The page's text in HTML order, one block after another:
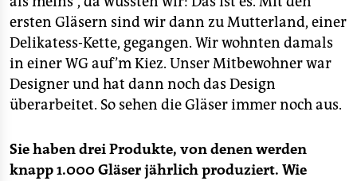
ersten Gläsern sind wir dann zu Mutterland, einer
Delikatess-Kette, gegangen. Wir wohnten damals
in einer WG auf’m Kiez. Unser Mitbewohner war
Designer und hat dann noch das Design
überarbeitet. So sehen die Gläser immer noch aus.
Sie haben drei Produkte, von denen werden
knapp 1.000 Gläser jährlich produziert. Wie